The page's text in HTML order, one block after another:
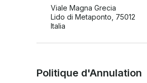
Viale Magna Grecia
Lido di Metaponto, 75012
Italia
Politique d'Annulation